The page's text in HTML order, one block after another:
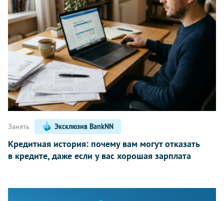
Занять Эксклюзив BankNN
Кредитная история: почему вам могут отказать
в кредите, даже если у вас хорошая зарплата